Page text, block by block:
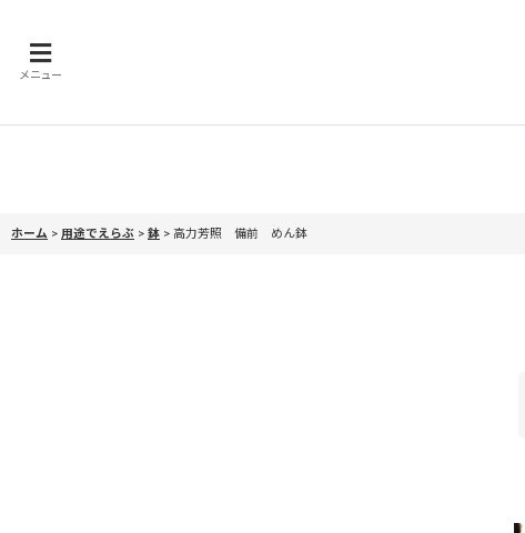
メニュー
ホーム > 用途でえらぶ > 鉢 > 高力芳照 備前 めん鉢